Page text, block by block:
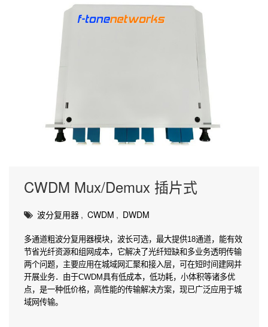
CWDM Mux/Demux 插片式
波分复用器 , CWDM , DWDM
多通道粗波分复用器模块，波长可选，最大提供18通道，能有效
节省光纤资源和组网成本，它解决了光纤短缺和多业务透明传输
两个问题，主要应用在城域网汇聚和接入层，可在短时间建网并
开展业务．由于CWDM具有低成本，低功耗，小体积等诸多优
点，是一种低价格，高性能的传输解决方案，现已广泛应用于城
域网传输。